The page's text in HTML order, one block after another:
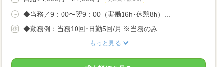
◆当務／9：00〜翌9：00（実働16h･休憩8h）...
◆勤務例：当務10回･日勤5回/月 ※当務のみ...
もっと見る